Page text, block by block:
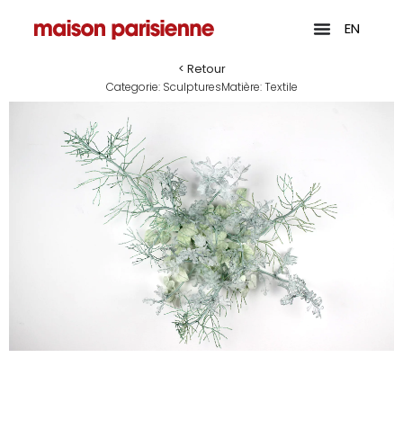
EN
< Retour
Categorie: SculpturesMatière:Textile